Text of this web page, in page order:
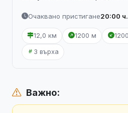
Очаквано пристигане20:00 ч.
12,0 км 1200 м
3 върха
Важно: